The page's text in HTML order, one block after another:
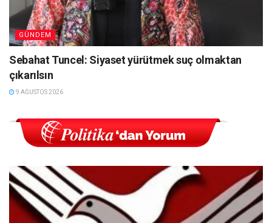
GÜNDEM
Sebahat Tuncel: Siyaset yürütmek suç olmaktan
çıkarılsın
9 AĞUSTOS 2026